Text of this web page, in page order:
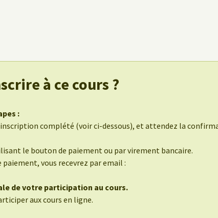
à ce cours ?
:
complété (voir ci-dessous), et attendez la
le bouton de paiement ou par virement bancaire.
vous recevrez par email :
de votre participation au cours.
aux cours en ligne.